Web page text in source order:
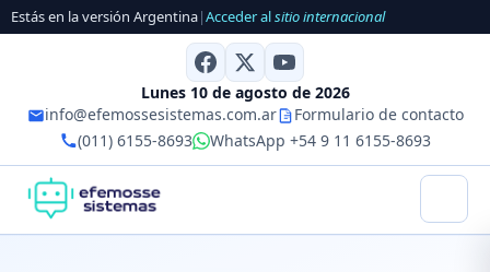
Estás en la versión Argentina|Acceder alsitio internacional
Lunes 10 de agosto de 2026
info@efemossesistemas.com.ar
Formulario de contacto
(011) 6155-8693
WhatsApp +54 9 11 6155-8693